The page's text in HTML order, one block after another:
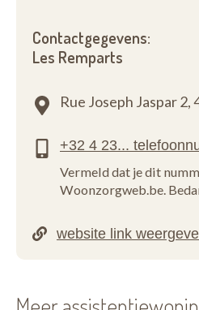
Contactgegevens:
Les Remparts
Rue Joseph Jaspar 2,
Vermeld dat je dit
Woonzorgweb.be.